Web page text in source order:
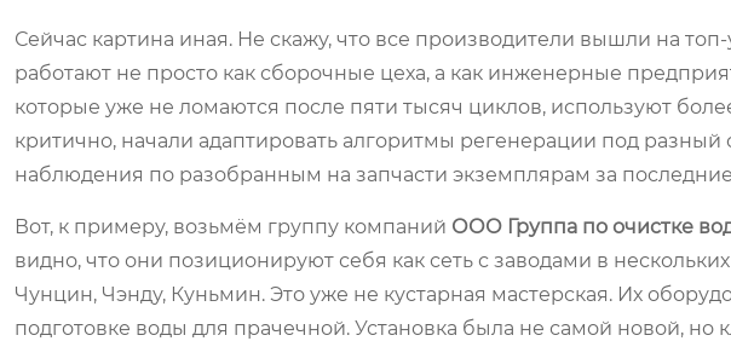
Сейчас картина иная. Не скажу, что все производители вышли на
работают не просто как сборочные цеха, а как инженерные
которые уже не ломаются после пяти тысяч циклов, используют
критично, начали адаптировать алгоритмы регенерации под разный
наблюдения по разобранным на запчасти экземплярам за последние
Вот, к примеру, возьмём группу компаний ООО Группа по очистке
видно, что они позиционируют себя как сеть с заводами в
Чунцин, Чэнду, Куньмин. Это уже не кустарная мастерская. Их
подготовке воды для прачечной. Установка была не самой новой, но